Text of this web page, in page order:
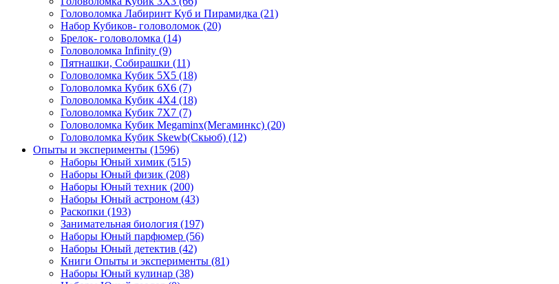
Головоломка Лабиринт Куб и Пирамидка (21)
Набор Кубиков- головоломок (20)
Брелок- головоломка (14)
Головоломка Infinity (9)
Пятнашки, Собирашки (11)
Головоломка Кубик 5Х5 (18)
Головоломка Кубик 6Х6 (7)
Головоломка Кубик 4Х4 (18)
Головоломка Кубик 7Х7 (7)
Головоломка Кубик Megaminx(Мегаминкс) (20)
Головоломка Кубик Skewb(Скьюб) (12)
Опыты и эксперименты (1596)
Наборы Юный химик (515)
Наборы Юный физик (208)
Наборы Юный техник (200)
Наборы Юный астроном (43)
Раскопки (193)
Занимательная биология (197)
Наборы Юный парфюмер (56)
Наборы Юный детектив (42)
Книги Опыты и эксперименты (81)
Наборы Юный кулинар (38)